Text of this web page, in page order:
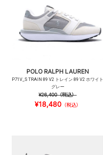
POLO RALPH LAUREN
P71V_S TRAIN 89 V2 トレイン 89 V2 ホワイト
グレー
¥26,400（税込）
¥18,480（税込）